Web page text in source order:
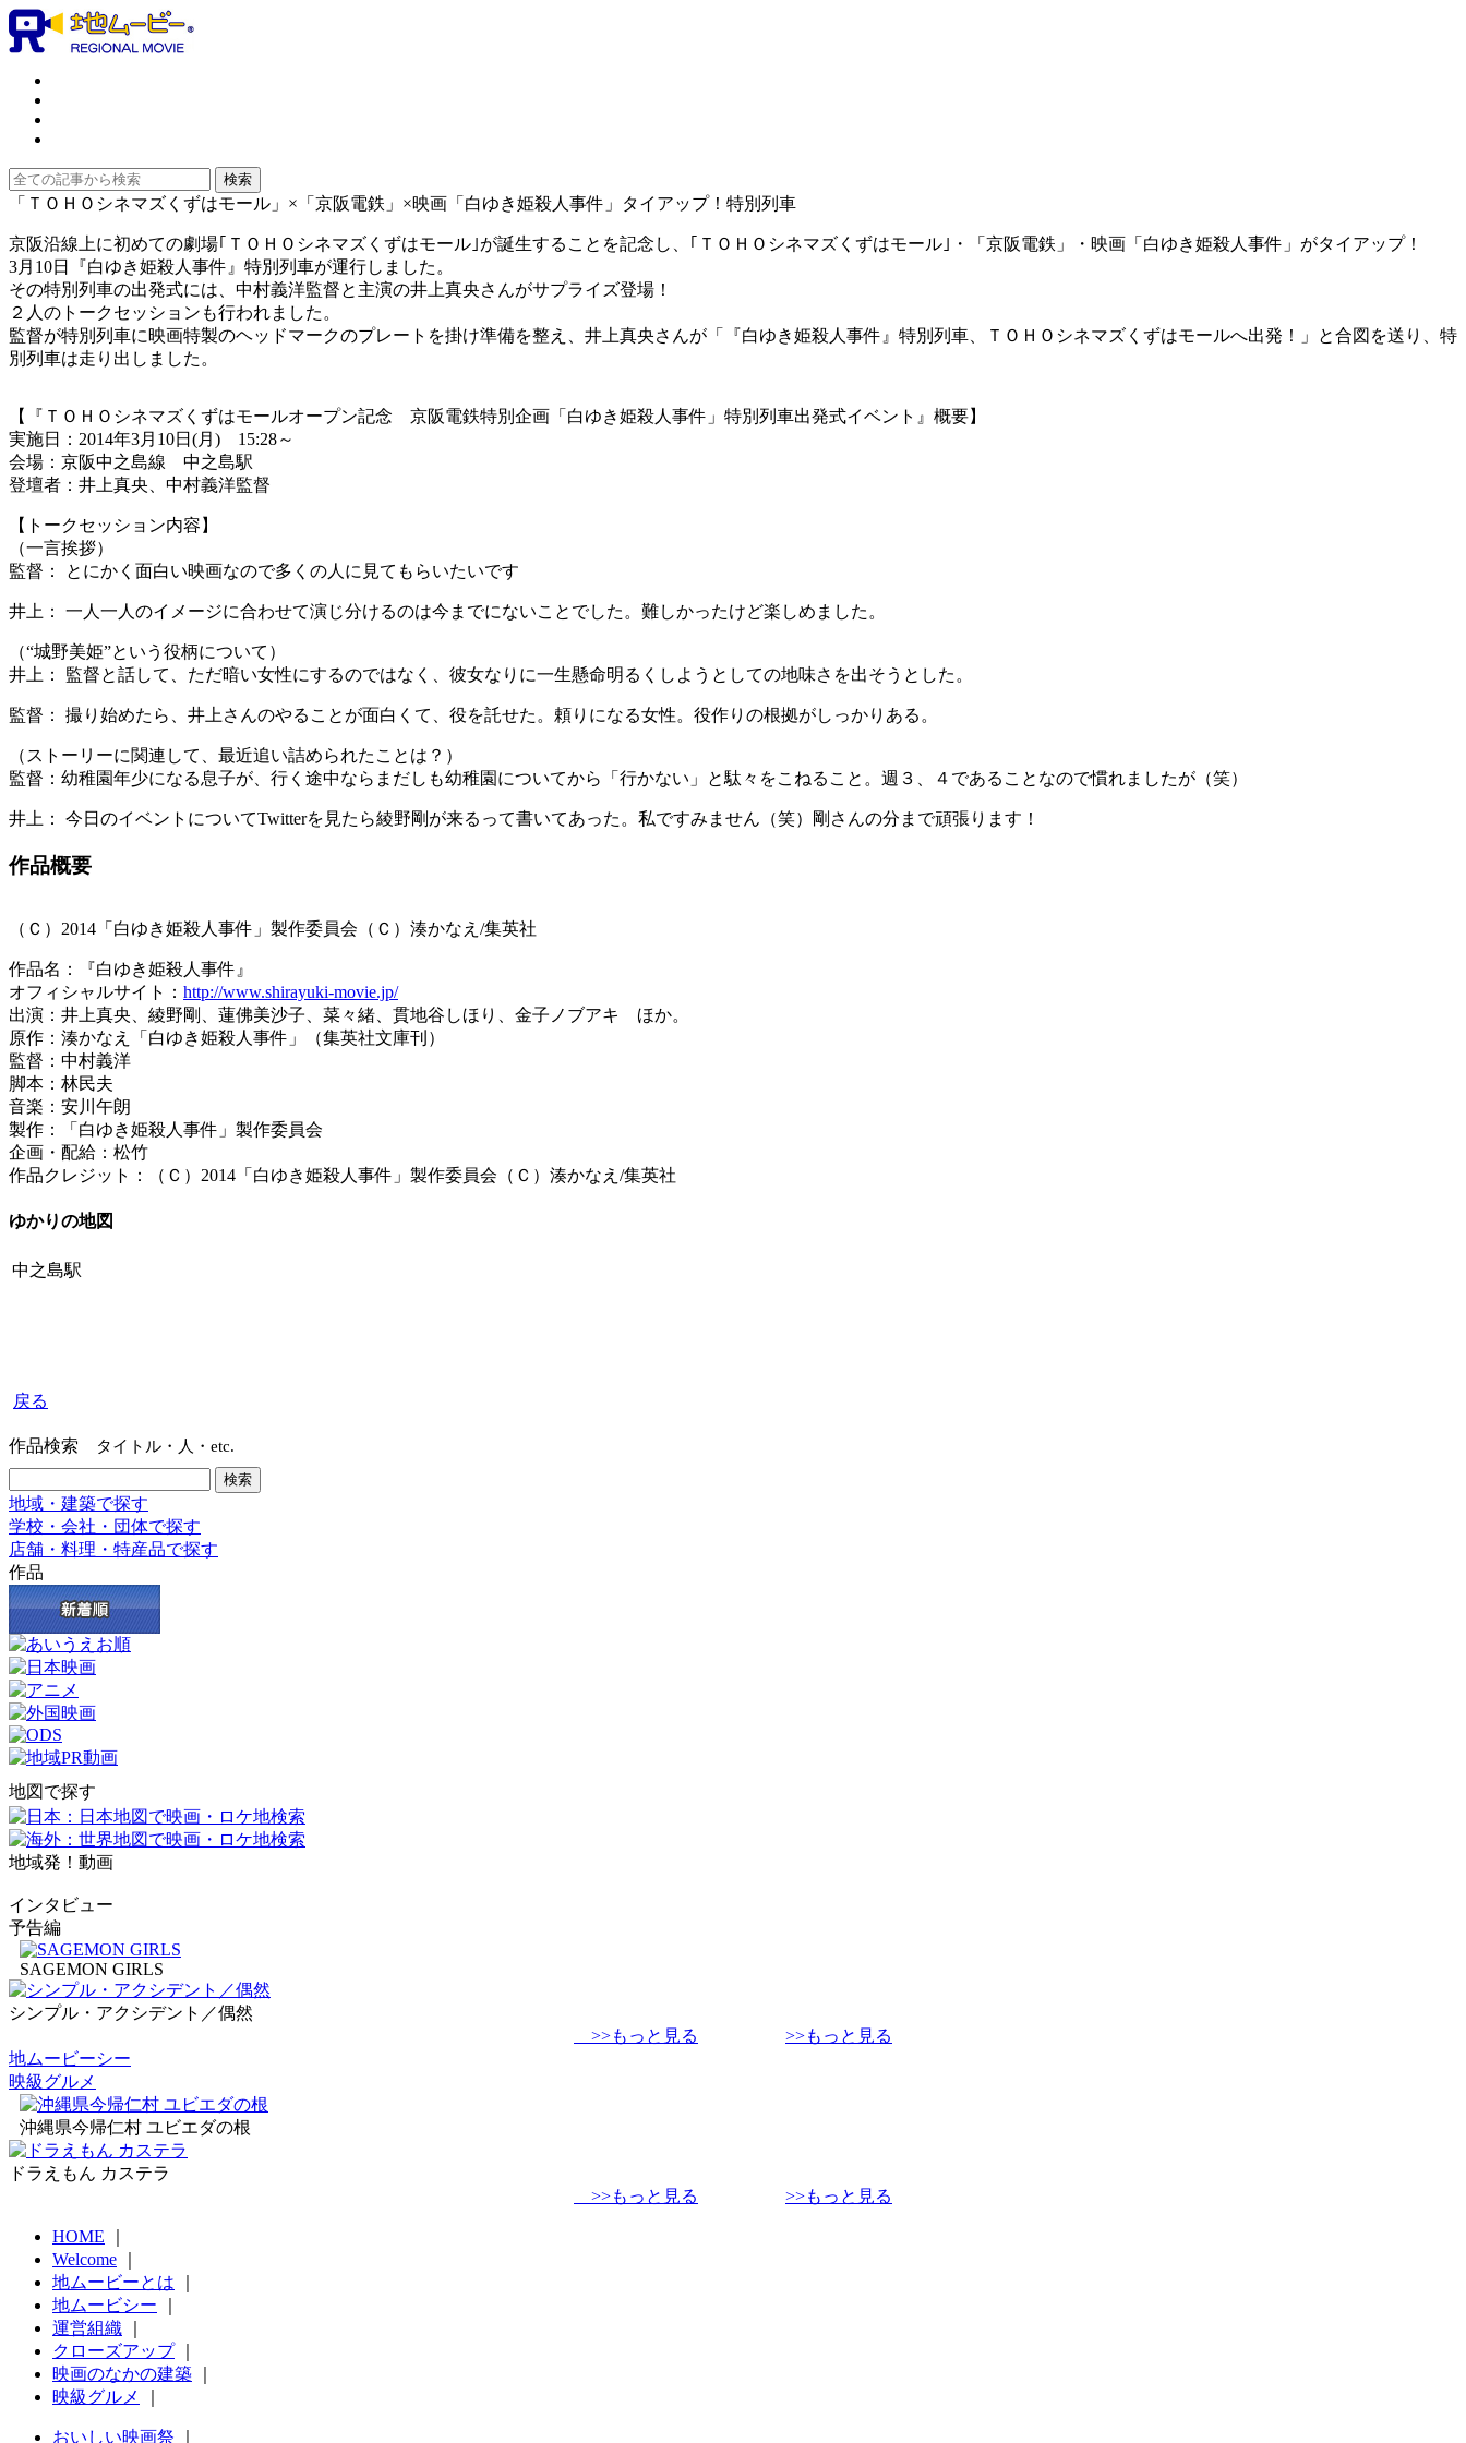
「ＴＯＨＯシネマズくずはモール」×「京阪電鉄」×映画「白ゆき姫殺人事件」タイアップ！特別列車
京阪沿線上に初めての劇場｢ＴＯＨＯシネマズくずはモール｣が誕生することを記念し、｢ＴＯＨＯシネマズくずはモール｣・「京阪電鉄」・映画「白ゆき姫殺人事件」がタイアップ！
3月10日『白ゆき姫殺人事件』特別列車が運行しました。
その特別列車の出発式には、中村義洋監督と主演の井上真央さんがサプライズ登場！
２人のトークセッションも行われました。
監督が特別列車に映画特製のヘッドマークのプレートを掛け準備を整え、井上真央さんが「『白ゆき姫殺人事件』特別列車、ＴＯＨＯシネマズくずはモールへ出発！」と合図を送り、特
別列車は走り出しました。
【『ＴＯＨＯシネマズくずはモールオープン記念 京阪電鉄特別企画「白ゆき姫殺人事件」特別列車出発式イベント』概要】
実施日：2014年3月10日(月) 15:28～
会場：京阪中之島線 中之島駅
登壇者：井上真央、中村義洋監督
【トークセッション内容】
（一言挨拶）
監督： とにかく面白い映画なので多くの人に見てもらいたいです
井上： 一人一人のイメージに合わせて演じ分けるのは今までにないことでした。難しかったけど楽しめました。
（“城野美姫”という役柄について）
井上： 監督と話して、ただ暗い女性にするのではなく、彼女なりに一生懸命明るくしようとしての地味さを出そうとした。
監督： 撮り始めたら、井上さんのやることが面白くて、役を託せた。頼りになる女性。役作りの根拠がしっかりある。
（ストーリーに関連して、最近追い詰められたことは？）
監督：幼稚園年少になる息子が、行く途中ならまだしも幼稚園についてから「行かない」と駄々をこねること。週３、４であることなので慣れましたが（笑）
井上： 今日のイベントについてTwitterを見たら綾野剛が来るって書いてあった。私ですみません（笑）剛さんの分まで頑張ります！
作品概要
（Ｃ）2014「白ゆき姫殺人事件」製作委員会（Ｃ）湊かなえ/集英社
作品名：『白ゆき姫殺人事件』
オフィシャルサイト： http://www.shirayuki-movie.jp/
出演：井上真央、綾野剛、蓮佛美沙子、菜々緒、貫地谷しほり、金子ノブアキ ほか。
原作：湊かなえ「白ゆき姫殺人事件」（集英社文庫刊）
監督：中村義洋
脚本：林民夫
音楽：安川午朗
製作：「白ゆき姫殺人事件」製作委員会
企画・配給：松竹
作品クレジット：（Ｃ）2014「白ゆき姫殺人事件」製作委員会（Ｃ）湊かなえ/集英社
ゆかりの地図
中之島駅
戻る
作品検索 タイトル・人・etc.
地域・建築で探す
学校・会社・団体で探す
店舗・料理・特産品で探す
作品
地図で探す
地域発！動画
インタビュー
予告編
SAGEMON GIRLS
シンプル・アクシデント／偶然
>>もっと見る
>>もっと見る
地ムービーシー
映級グルメ
沖縄県今帰仁村 ユビエダの根
ドラえもん カステラ
>>もっと見る
>>もっと見る
HOME
Welcome
地ムービーとは
地ムービシー
運営組織
クローズアップ｜
映画のなかの建築
映級グルメ
おいしい映画祭